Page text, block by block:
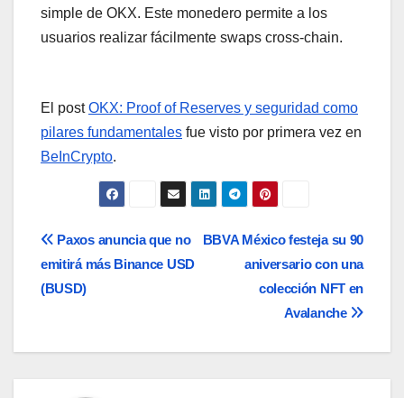
simple de OKX. Este monedero permite a los
usuarios realizar fácilmente swaps cross-chain.
El postOKX: Proof of Reserves y seguridad como
pilares fundamentales fue visto por primera vez en
BeInCrypto.
Navegación
de
BBVA México festeja su 90
aniversario con una
colección NFT en
Avalanche
Paxos anuncia que no
emitirá más Binance USD
(BUSD)